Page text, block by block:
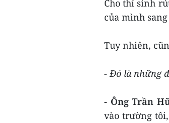
Cho thí sinh
của mình
Tuy nhiên,
- Đó là những
- Ông Trần
vào trường